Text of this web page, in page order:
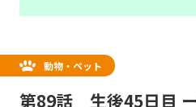
動物・ペット
第89話 生後45日目